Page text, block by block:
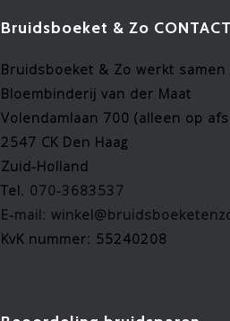
Bruidsboeket & Zo CONTACT
Bruidsboeket & Zo werkt samen
Bloembinderij van der Maat
Volendamlaan 700 (alleen op
2547 CK Den Haag
Zuid-Holland
Tel. 070-3683537
E-mail:
KvK nummer: 55240208